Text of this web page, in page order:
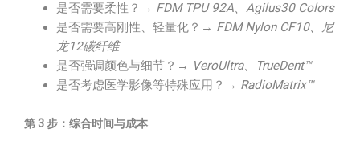
是否需要柔性？→ FDM TPU 92A、Agilus30 Colors
是否需要高刚性、轻量化？→ FDM Nylon CF10、尼
龙12碳纤维
是否强调颜色与细节？→ VeroUltra、TrueDent™
是否考虑医学影像等特殊应用？→ RadioMatrix™
第 3 步：综合时间与成本